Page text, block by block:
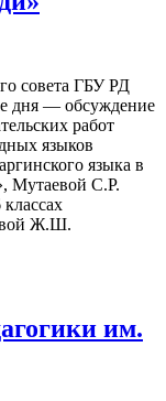
совета ГБУ РД
дня — обсуждение
работ
языков
языка в
Мутаевой С.Р.
Ж.Ш.
им.